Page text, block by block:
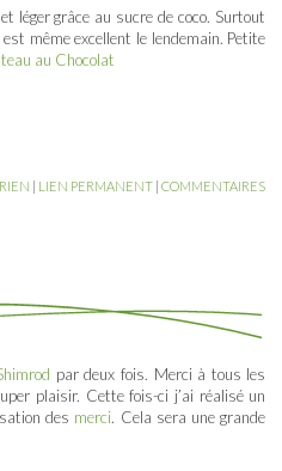
léger grâce au sucre de coco. Surtout
même excellent le lendemain. Petite
au Chocolat
| LIEN PERMANENT | COMMENTAIRES
par deux fois. Merci à tous les
plaisir. Cette fois-ci j’ai réalisé un
des merci. Cela sera une grande